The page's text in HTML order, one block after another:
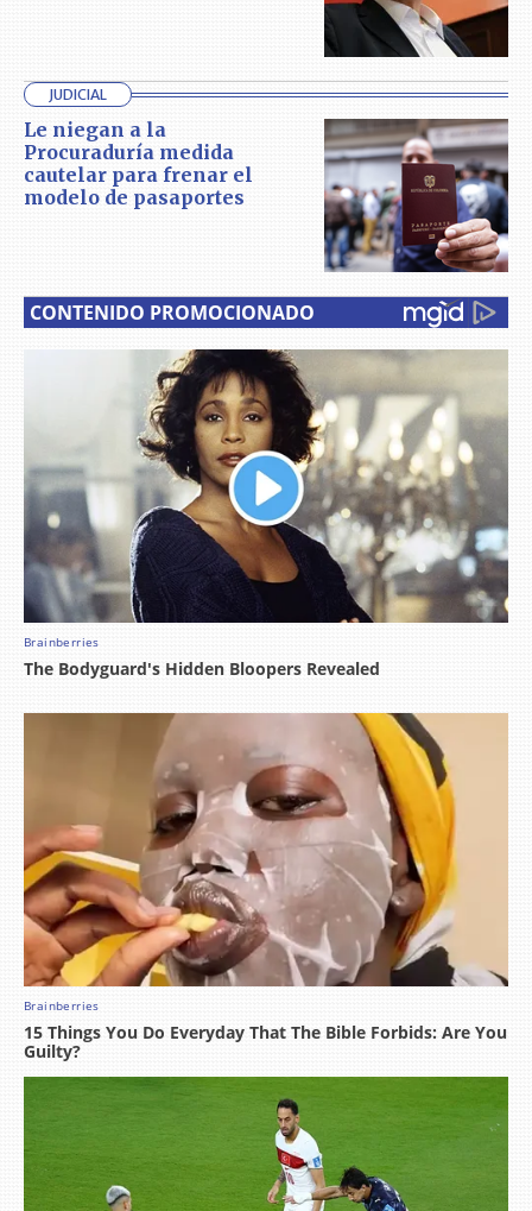
JUDICIAL
Le niegan a la
Procuraduría medida
cautelar para frenar el
modelo de pasaportes